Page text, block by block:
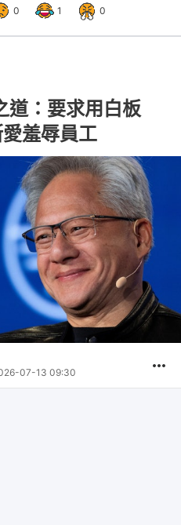
0 1 0
道：要求用白板
羞辱員工
07-13 09:30